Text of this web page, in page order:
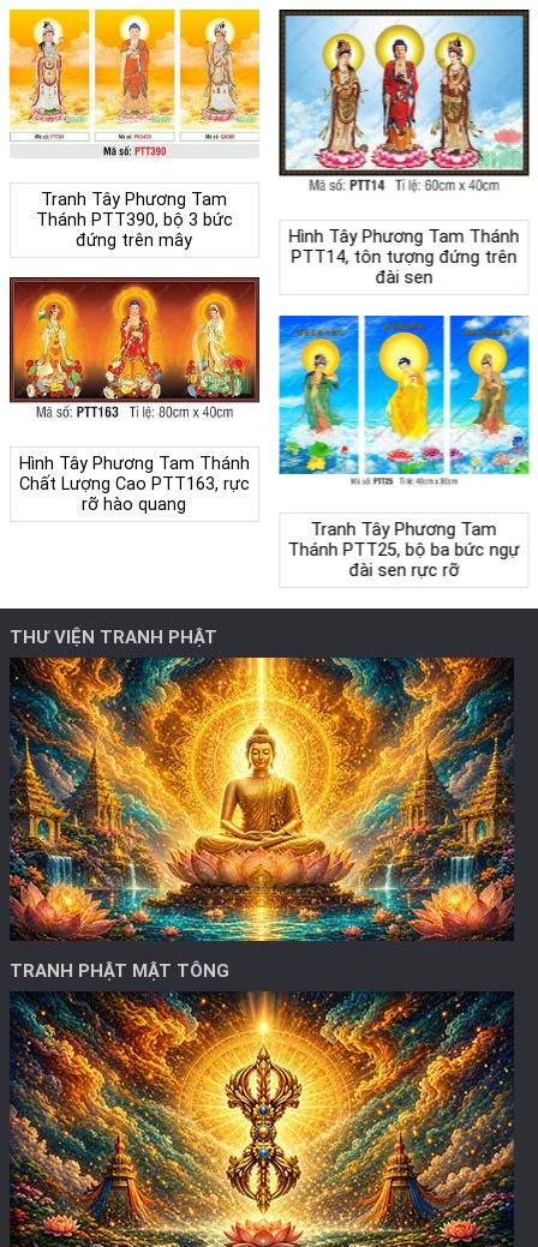
Tranh Tây Phương Tam
Thánh PTT390, bộ 3 bức
đứng trên mây
Hình Tây Phương Tam Thánh
PTT14, tôn tượng đứng trên
đài sen
Hình Tây Phương Tam Thánh
Chất Lượng Cao PTT163, rực
rỡ hào quang
Tranh Tây Phương Tam
Thánh PTT25, bộ ba bức ngự
đài sen rực rỡ
THƯ VIỆN TRANH PHẬT
TRANH PHẬT MẬT TÔNG